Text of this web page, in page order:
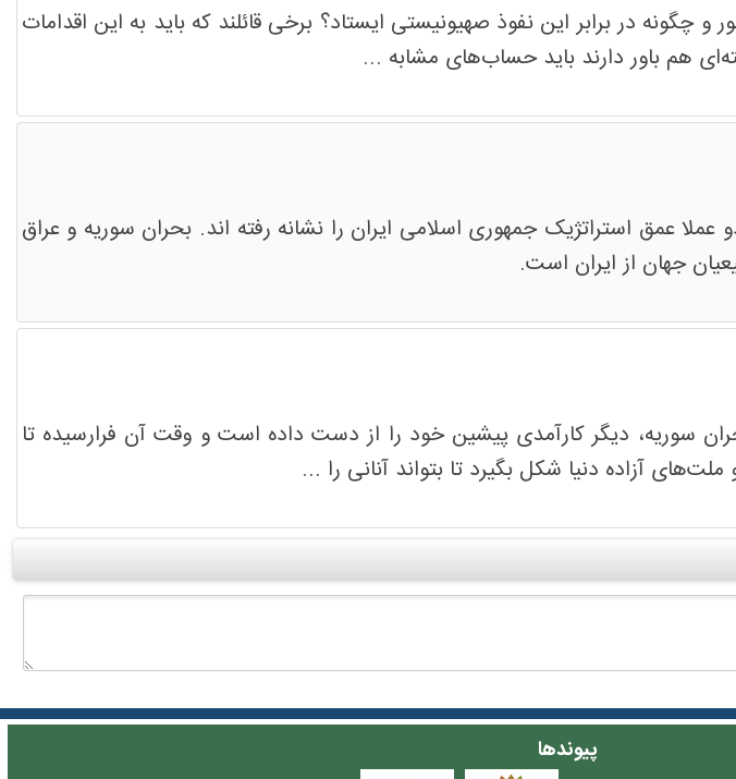
در برابر این نفوذ صهیونیستی ایستاد؟ برخی قائلند که باید به این اقدامات
هم باور دارند باید حساب‌های مشابه ...
عمق استراتژیک جمهوری اسلامی ایران را نشانه رفته اند. بحران سوریه و عراق
جهان از ایران است.
سوریه، دیگر کارآمدی پیشین خود را از دست داده است و وقت آن فرارسیده تا
آزاده دنیا شکل بگیرد تا بتواند آنانی را ...
پیوندها